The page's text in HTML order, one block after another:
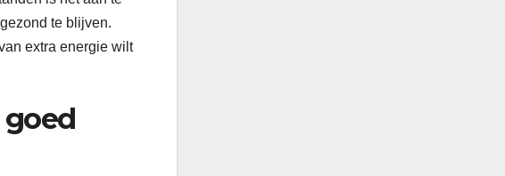
te blijven.
extra energie wilt